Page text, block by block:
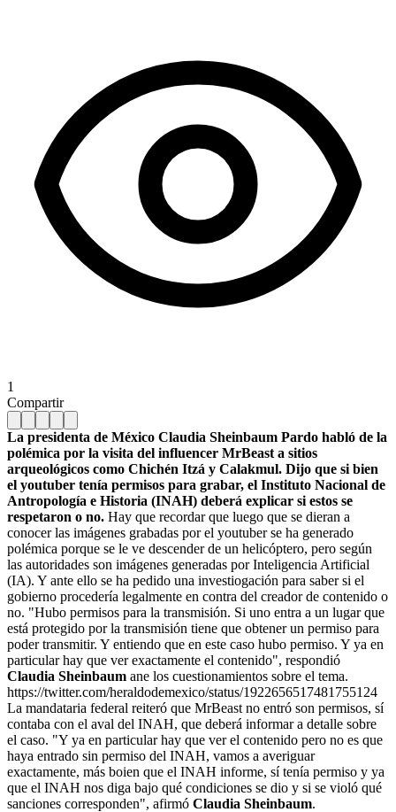
1
Compartir
La presidenta de México Claudia Sheinbaum Pardo habló de la
polémica por la visita del influencer MrBeast a sitios
arqueológicos como Chichén Itzá y Calakmul. Dijo que si bien
el youtuber tenía permisos para grabar, el Instituto Nacional de
Antropología e Historia (INAH) deberá explicar si estos se
respetaron o no. Hay que recordar que luego que se dieran a
conocer las imágenes grabadas por el youtuber se ha generado
polémica porque se le ve descender de un helicóptero, pero según
las autoridades son imágenes generadas por Inteligencia Artificial
(IA). Y ante ello se ha pedido una investiogación para saber si el
gobierno procedería legalmente en contra del creador de contenido o
no. "Hubo permisos para la transmisión. Si uno entra a un lugar que
está protegido por la transmisión tiene que obtener un permiso para
poder transmitir. Y entiendo que en este caso hubo permiso. Y ya en
particular hay que ver exactamente el contenido", respondió
Claudia Sheinbaum ane los cuestionamientos sobre el tema.
https://twitter.com/heraldodemexico/status/1922656517481755124
La mandataria federal reiteró que MrBeast no entró son permisos, sí
contaba con el aval del INAH, que deberá informar a detalle sobre
el caso. "Y ya en particular hay que ver el contenido pero no es que
haya entrado sin permiso del INAH, vamos a averiguar
exactamente, más boien que el INAH informe, sí tenía permiso y ya
que el INAH nos diga bajo qué condiciones se dio y si se violó qué
sanciones corresponden", afirmó Claudia Sheinbaum.